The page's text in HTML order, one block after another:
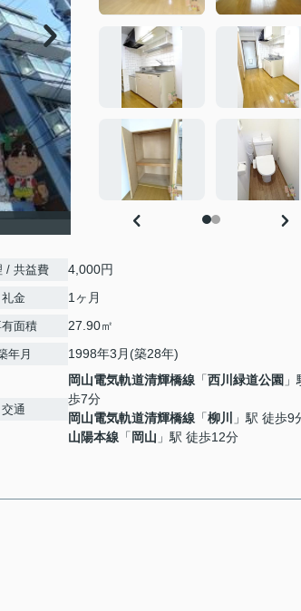
/ 共益費 4,000円
礼金 1ヶ月
面積 27.90㎡
年月 1998年3月(築28年)
交通
岡山電気軌道清輝橋線 「西川緑道公園
歩7分
岡山電気軌道清輝橋線 「柳川
」駅 徒歩9
山陽本線 「 岡山 」駅 徒歩12分